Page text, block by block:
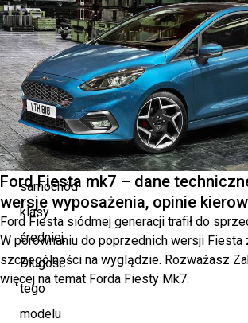
na
rynek
w
2004
roku,
to
kompaktowy
samochód
klasy
średniej.
Długość
tego
modelu
Ford Fiesta mk7 – dane
wersje wyposażenia, opinie
Ford Fiesta siódmej generacji trafił do
W porównaniu do poprzednich wersji Fiesta
szczególności na wyglądzie. Rozważasz
więcej na temat Forda Fiesty Mk7.